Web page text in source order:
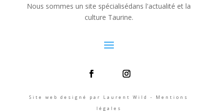
Nous sommes un site spécialisédans l'actualité et la
culture Taurine.
Site web designé par Laurent Wild - Mentions
légales